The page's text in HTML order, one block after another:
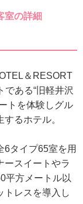
室の詳細
＆RESORT
ある“旧軽井沢
トを体験しグル
るホテル。
タイプ65室を用
ースイートやラ
平方メートル以
トレスを導入し